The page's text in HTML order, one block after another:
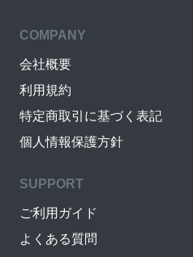
COMPANY
会社概要
利用規約
特定商取引に基づく表記
個人情報保護方針
SUPPORT
ご利用ガイド
よくある質問